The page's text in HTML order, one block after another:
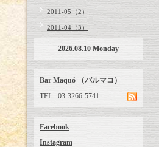
2011-05（2）
2011-04（3）
2026.08.10 Monday
Bar Maquó （バルマコ）
TEL : 03-3266-5741
Facebook
Instagram